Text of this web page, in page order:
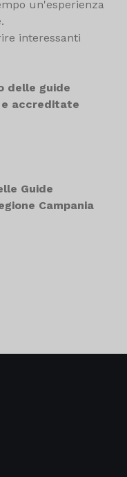
un'esperienza
interessanti
delle guide
accreditate
Guide
Campania